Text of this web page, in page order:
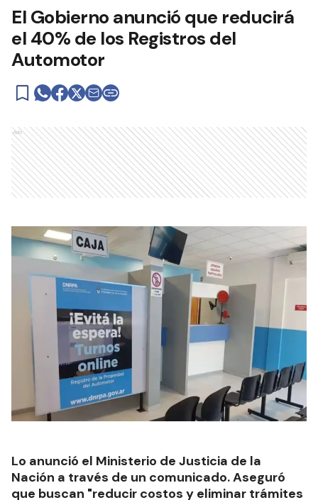
El Gobierno anunció que reducirá
el 40% de los Registros del
Automotor
Ads
Lo anunció el Ministerio de Justicia de la
Nación a través de un comunicado. Aseguró
que buscan "reducir costos y eliminar trámites